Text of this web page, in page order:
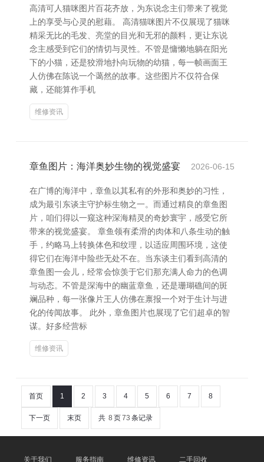
高清可人猫咪图片百花齐放，为东说念主们带来了视觉
上的享受与心灵的慰藉。 高清猫咪图片不仅展现了猫咪
精采无比的毛发、亮堂的目光和无邪的颜料，更让东说
念主感受到它们的情切与灵性。不管是慵懒地躺在阳光
下的小猫，还是狡滑地扑向玩物的幼猫，每一帧画面王
人仿佛在陈说一个蔼然的故事。这些图片不仅符合保
藏，还能算作手机
维修资讯
章鱼图片：海洋奥妙生物的视觉盛宴 2026-06-15
在广博的海洋中，章鱼以其私有的外形和奥妙的习性，
成为最引东谈主守护标生物之一。而通过精良的章鱼图
片，咱们得以一窥这种深海精灵的奇妙寰宇，感受它所
带来的视觉盛宴。 章鱼领有柔滑的肉体和八条生动的触
手，约略马上转换体色和纹理，以适应周围环境，这使
得它们在海洋中险些无处不在。当东谈主们看到高清的
章鱼图一会儿，经常会惊羡于它们那充满人命力的色调
与动态。不管是深海中的幽蓝章鱼，还是珊瑚礁间的斑
斓品种，每一张像片王人仿佛在禀报一个对于生计与进
化的传闻故事。 此外，章鱼图片也展现了它们超卓的智
谋。好多经营标
维修资讯
首页 1 2 3 4 5 6 7 8
下一页 末页 共 8 页73 条记录
关于我们 服务指南 维修资讯 二手回收